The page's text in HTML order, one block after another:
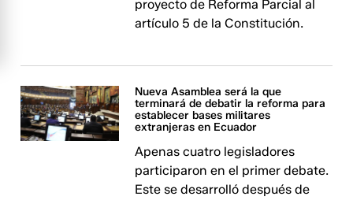
proyecto de Reforma Parcial al
artículo 5 de la Constitución.
Nueva Asamblea será la que
terminará de debatir la reforma para
establecer bases militares
extranjeras en Ecuador
Apenas cuatro legisladores
participaron en el primer debate.
Este se desarrolló después de